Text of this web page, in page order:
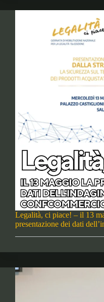
Legalità, ci piace! – il 13
presentazione dei dati